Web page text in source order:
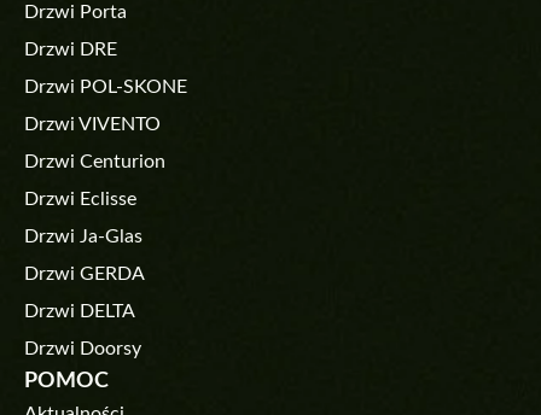
Drzwi Porta
Drzwi DRE
Drzwi POL-SKONE
Drzwi VIVENTO
Drzwi Centurion
Drzwi Eclisse
Drzwi Ja-Glas
Drzwi GERDA
Drzwi DELTA
Drzwi Doorsy
POMOC